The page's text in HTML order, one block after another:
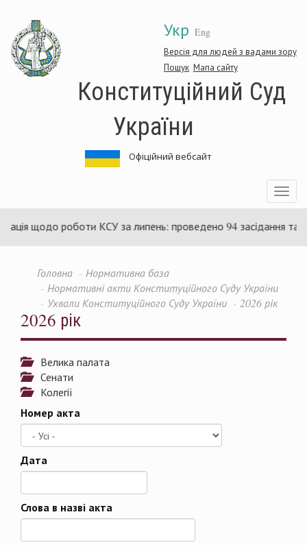
основного
матеріалу
Укр Eng
Версія для людей з вадами зору
Пошук Мапа сайту
Конституційний Суд
України
Офіційний вебсайт
Toggle
щодо роботи КСУ за липень: проведено 94 засідання та
Головна
Нормативна база
Нормативні акти Конституційного Суду України
Ухвали Конституційного Суду України
2026 рік
2026 рік
Велика палата
Сенати
Колегії
Номер акта
Дата
Дата
Слова в назві акта